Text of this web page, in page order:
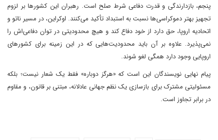
پنجم، بازدارندگی و قدرت دفاعی شرط صلح است. رهبران این کشورها بر لزوم
تجهیز بهتر دموکراسی‌ها نسبت به استبداد تأکید می‌کنند. اوکراین، در مسیر ناتو و
اتحادیه اروپا، حق دارد از خود دفاع کند و هیچ محدودیتی در توان دفاعی‌اش را
نمی‌پذیرد. علاوه بر آن باید محدودیت‌هایی که در این زمینه برای کشورهای
اروپایی وجود دارد همگی لغو شوند.
پیام نهایی نویسندگان این است که «هرگز دوباره» فقط یک شعار نیست؛ بلکه
مسئولیتی مشترک برای بازسازی یک نظم جهانی عادلانه، مبتنی بر قانون، و مقاوم
در برابر تجاوز است.